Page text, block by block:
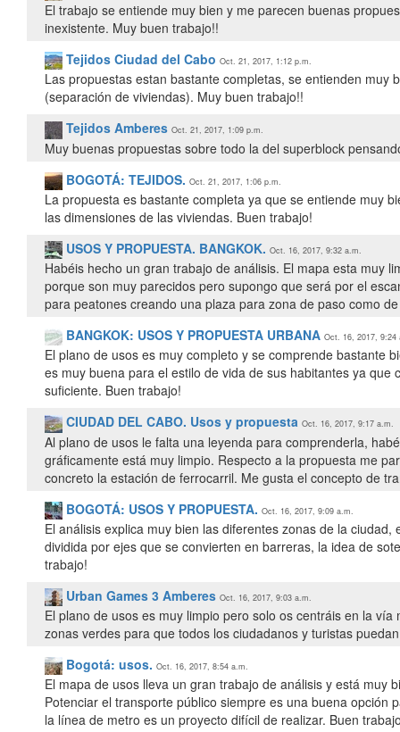
El trabajo se entiende muy bien y me parecen buenas
inexistente. Muy buen trabajo!!
Tejidos Ciudad del Cabo Oct. 21, 2017, 1:12 p.m.
Las propuestas estan bastante completas, se entienden
(separación de viviendas). Muy buen trabajo!!
Tejidos Amberes Oct. 21, 2017, 1:09 p.m.
Muy buenas propuestas sobre todo la del superblock
BOGOTÁ: TEJIDOS. Oct. 21, 2017, 1:06 p.m.
La propuesta es bastante completa ya que se entiende muy
las dimensiones de las viviendas. Buen trabajo!
USOS Y PROPUESTA. BANGKOK. Oct. 16, 2017, 9:32 a.m.
Habéis hecho un gran trabajo de análisis. El mapa esta muy
porque son muy parecidos pero supongo que será por el
para peatones creando una plaza para zona de paso como
BANGKOK: USOS Y PROPUESTA URBANA Oct. 16, 2017, 9:24
El plano de usos es muy completo y se comprende bastante
es muy buena para el estilo de vida de sus habitantes ya
suficiente. Buen trabajo!
CIUDAD DEL CABO. Usos y propuesta Oct. 16, 2017, 9:17 a.m.
Al plano de usos le falta una leyenda para comprenderla,
gráficamente está muy limpio. Respecto a la propuesta me
concreto la estación de ferrocarril. Me gusta el concepto de
BOGOTÁ: USOS Y PROPUESTA. Oct. 16, 2017, 9:09 a.m.
El análisis explica muy bien las diferentes zonas de la
dividida por ejes que se convierten en barreras, la idea de
trabajo!
Urban Games 3 Amberes Oct. 16, 2017, 9:03 a.m.
El plano de usos es muy limpio pero solo os centráis en la
zonas verdes para que todos los ciudadanos y turistas
Bogotá: usos. Oct. 16, 2017, 8:54 a.m.
El mapa de usos lleva un gran trabajo de análisis y está
Potenciar el transporte público siempre es una buena
la línea de metro es un proyecto difícil de realizar. Buen